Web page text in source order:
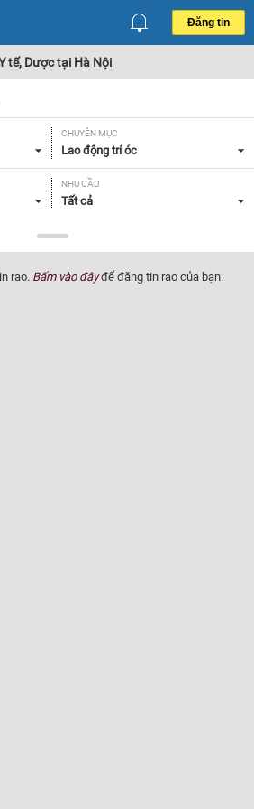
Đăng tin
tế, Dược tại Hà Nội
CHUYÊN MỤC
Lao động trí óc
NHU CẦU
Tất cả
rao. Bấm vào đâyđể đăng tin rao của bạn.